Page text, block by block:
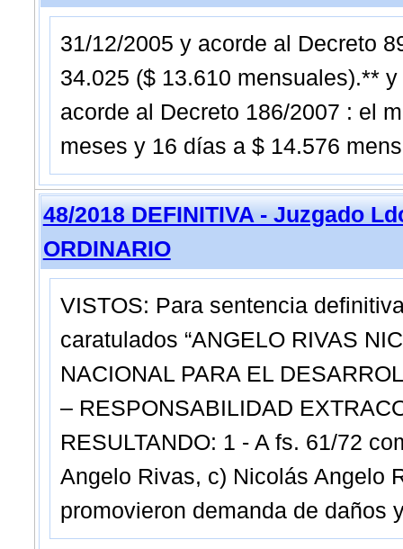
31/12/2005 y acorde al Decreto
34.025 ($ 13.610 mensuales).**
acorde al Decreto 186/2007 : el
meses y 16 días a $ 14.576
48/2018 DEFINITIVA - Juzgado
ORDINARIO
VISTOS: Para sentencia
caratulados “ANGELO RIVAS
NACIONAL PARA EL
– RESPONSABILIDAD
RESULTANDO: 1 - A fs. 61/72
Angelo Rivas, c) Nicolás Angelo
promovieron demanda de daños